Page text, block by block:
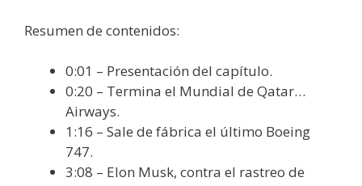
Resumen de contenidos:
0:01 – Presentación del capítulo.
0:20 – Termina el Mundial de Qatar…
Airways.
1:16 – Sale de fábrica el último Boeing
747.
3:08 – Elon Musk, contra el rastreo de